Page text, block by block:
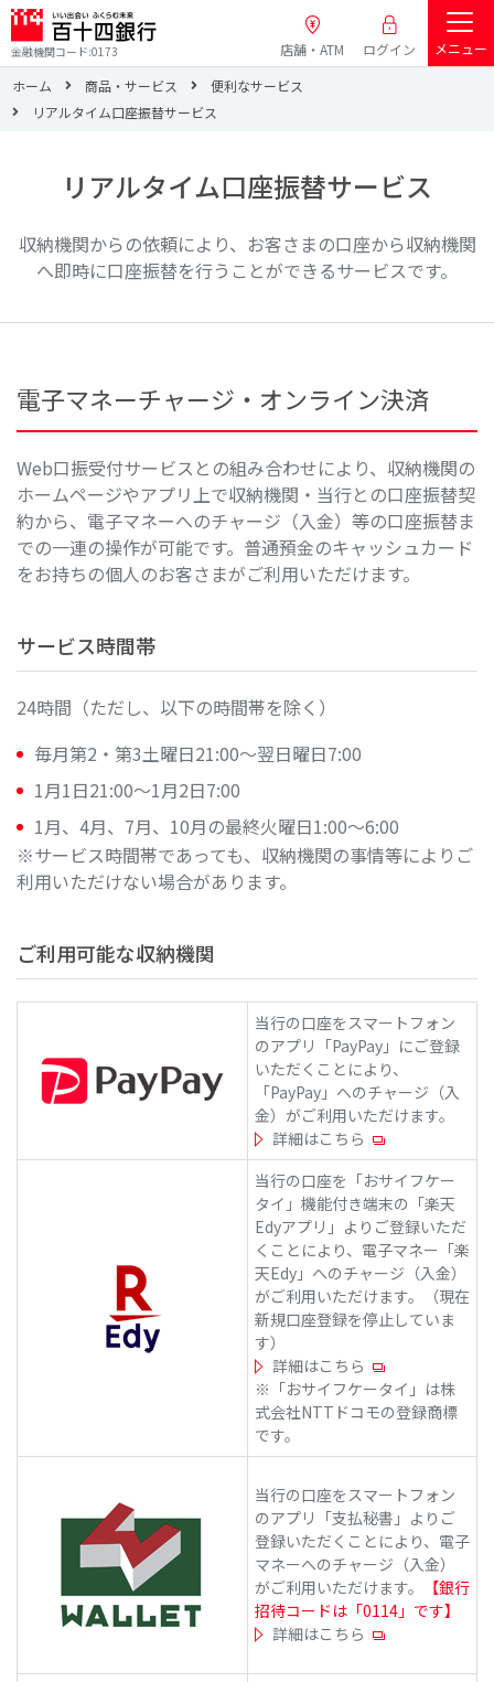
金融機関コード:0173 店舗・ATM ログイン
メニュー
ホーム
商品・サービス
便利なサービス
リアルタイム口座振替サービス
リアルタイム口座振替サービス
収納機関からの依頼により、お客さまの口座から収納機関
へ即時に口座振替を行うことができるサービスです。
電子マネーチャージ・オンライン決済
Web口振受付サービスとの組み合わせにより、収納機関の
ホームページやアプリ上で収納機関・当行との口座振替契
約から、電子マネーへのチャージ（入金）等の口座振替ま
での一連の操作が可能です。普通預金のキャッシュカード
をお持ちの個人のお客さまがご利用いただけます。
サービス時間帯
24時間（ただし、以下の時間帯を除く）
毎月第2・第3土曜日21:00～翌日曜日7:00
1月1日21:00～1月2日7:00
1月、4月、7月、10月の最終火曜日1:00～6:00
※サービス時間帯であっても、収納機関の事情等によりご
利用いただけない場合があります。
ご利用可能な収納機関
当行の口座をスマートフォン
のアプリ「PayPay」にご登録
いただくことにより、
「PayPay」へのチャージ（入
金）がご利用いただけます。
詳細はこちら
当行の口座を「おサイフケー
タイ」機能付き端末の「楽天
Edyアプリ」よりご登録いただ
くことにより、電子マネー「楽
天Edy」へのチャージ（入金）
がご利用いただけます。（現在
新規口座登録を停止していま
す）
詳細はこちら
※「おサイフケータイ」は株
式会社NTTドコモの登録商標
です。
当行の口座をスマートフォン
のアプリ「支払秘書」よりご
登録いただくことにより、電子
マネーへのチャージ（入金）
がご利用いただけます。
【銀行
招待コードは「0114」です】
詳細はこちら